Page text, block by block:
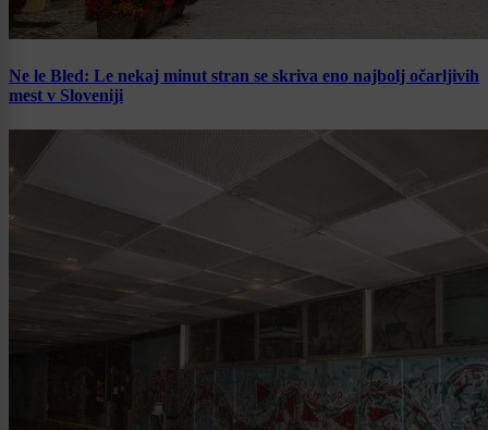
Ne le Bled: Le nekaj minut stran se skriva eno najbolj očarljivih
mest v Sloveniji